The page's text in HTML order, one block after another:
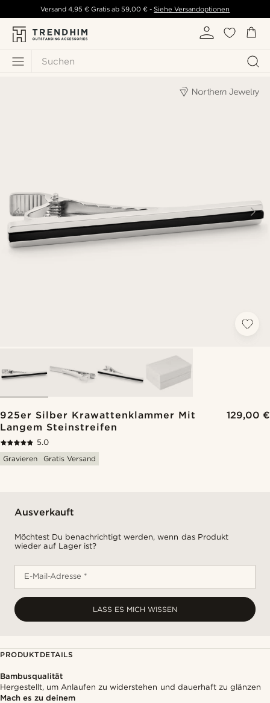
Suchen
Versand 4,95 € Gratis ab 59,00 € - Siehe Versandoptionen
925er Silber Krawattenklammer Mit
Langem Steinstreifen
129,00 €
5.0
Gravieren
Gratis Versand
Ausverkauft
Möchtest Du benachrichtigt werden, wenn das Produkt
wieder auf Lager ist?
E-Mail-Adresse *
LASS ES MICH WISSEN
PRODUKTDETAILS
Bambusqualität
Hergestellt, um Anlaufen zu widerstehen und dauerhaft zu glänzen
Mach es zu deinem